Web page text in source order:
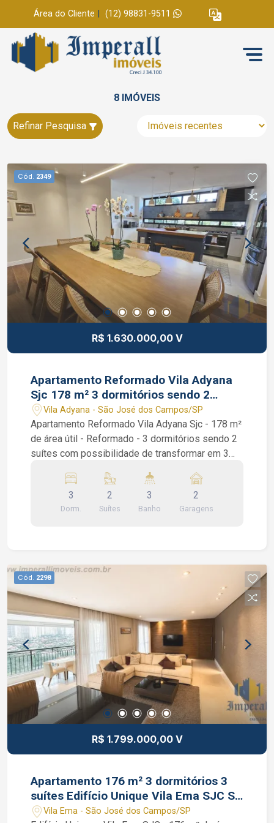
Área do Cliente (12) 98831-9511
8 IMÓVEIS
Refinar Pesquisa
Cód. 2349
R$ 1.630.000,00 V
Apartamento Reformado Vila Adyana
Sjc 178 m² 3 dormitórios sendo 2
suítes 2 vagas
Vila Adyana - São José dos Campos/SP
Apartamento Reformado Vila Adyana Sjc - 178 m²
de área útil - Reformado - 3 dormitórios sendo 2
suítes com possibilidade de transformar em 3
Adyana Sjc. São 3 dormitórios sendo 2 suítes,
armários planejados em todos os quartos, ar
condicionada na sala e nos quartos, piso
uma ampla área de serviço já com aparelho de
aquecimento à gás instalado. Condomínio com
portaria virtual, piscina, salão de festas, salão de
jogos, área gourmet externa e brinquedoteca.
Interessados falar com o Corretor de Imóveis
Jocimar Lopes de CRECI 135.799 (12) 98831-
9511 WhatsApp e Nextel (12) 98137-2979 Vivo
3
Dorm.
2
Suítes
3
Banho
2
Garagens
Cód. 2298
R$ 1.799.000,00 V
Apartamento 176 m² 3 dormitórios 3
suítes Edifício Unique Vila Ema SJC SP
3 vagas
Vila Ema - São José dos Campos/SP